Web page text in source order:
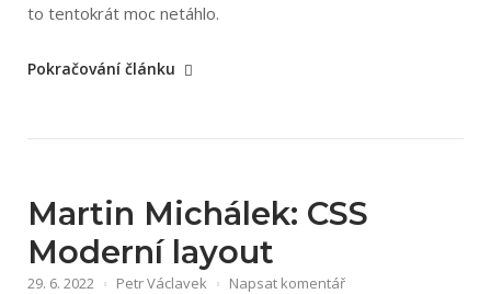
to tentokrát moc netáhlo.
„Nejlepší
Pokračování článku
Martin Michálek: CSS
Moderní layout
29. 6. 2022 Petr Václavek Napsat komentář